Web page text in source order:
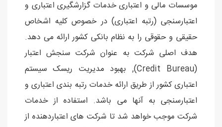
موسسات مالی و اعتباری خدمات گزارشگیری اعتباری و
اعتبارسنجی (رتبه اعتباری) در خصوص کلیه اشخاص
حقیقی و حقوقی را به نظام بانکی کشور ارائه می دهد.
هدف اصلی شرکت به عنوان شرکت سنجش اعتبار
(Credit Bureau), بهبود مدیریت ریسک سیستم
اعتباری کشور از طریق ارائه خدمات رتبه بندی اعتباری و
اعتبارسنجی به آنها می باشد. استفاده از خدمات
شرکت موجب خواهد شد تا شرکت های اعتباردهنده از